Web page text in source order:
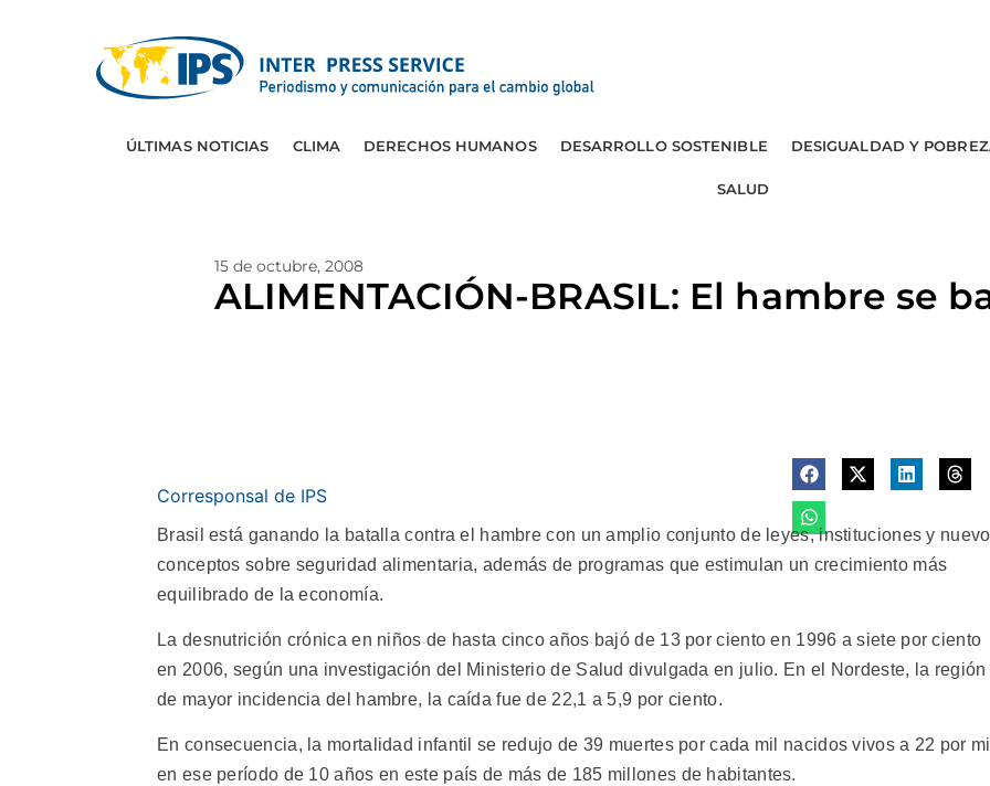
ÚLTIMAS NOTICIAS CLIMA DERECHOS HUMANOS DESARROLLO SOSTENIBLE DESIGUALDAD Y
SALUD
15 de octubre, 2008
ALIMENTACIÓN-BRASIL: El hambre se
Corresponsal de IPS
Brasil está ganando la batalla contra el hambre con un amplio conjunto de leyes, instituciones y
conceptos sobre seguridad alimentaria, además de programas que estimulan un crecimiento más
equilibrado de la economía.
La desnutrición crónica en niños de hasta cinco años bajó de 13 por ciento en 1996 a siete por ciento
en 2006, según una investigación del Ministerio de Salud divulgada en julio. En el Nordeste, la región
de mayor incidencia del hambre, la caída fue de 22,1 a 5,9 por ciento.
En consecuencia, la mortalidad infantil se redujo de 39 muertes por cada mil nacidos vivos a 22 por
en ese período de 10 años en este país de más de 185 millones de habitantes.